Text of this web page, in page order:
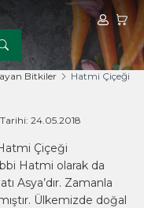
Hesabım
Bitkiler Hatmi Çiçeği
24.05.2018
Çiçeği
Hatmi olarak da
Asya’dır. Zamanla
Ülkemizde doğal